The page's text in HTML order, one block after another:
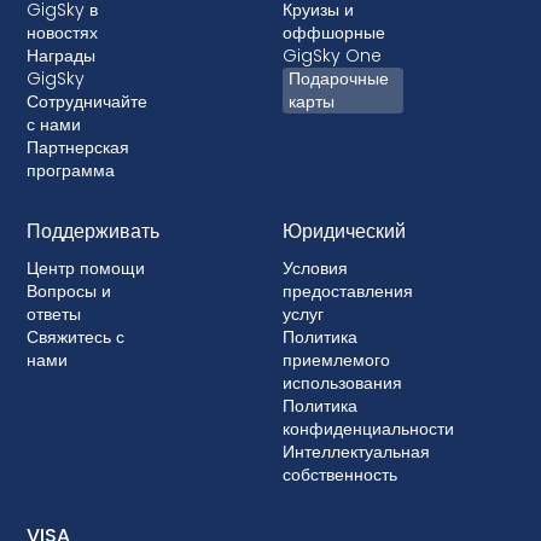
GigSky в
новостях
Награды
GigSky
Сотрудничайте
с нами
Партнерская
программа
Круизы и
оффшорные
GigSky One
Подарочные
карты
Поддерживать
Центр помощи
Вопросы и
ответы
Свяжитесь с
нами
Юридический
Условия
предоставления
услуг
Политика
приемлемого
использования
Политика
конфиденциальности
Интеллектуальная
собственность
VISA